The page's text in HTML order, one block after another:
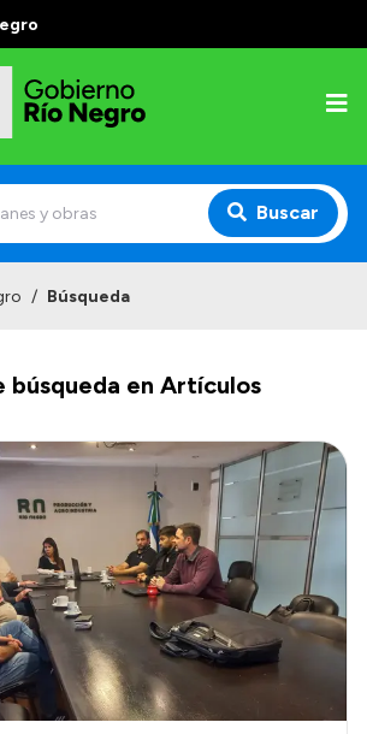
Buscar
/ Búsqueda
búsqueda en Artículos